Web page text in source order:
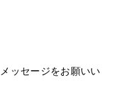
ッセージをお願いい